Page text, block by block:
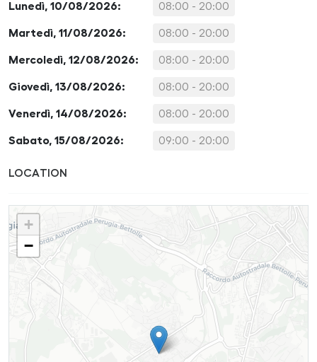
Lunedì, 10/08/2026: 08:00 - 20:00
Martedì, 11/08/2026: 08:00 - 20:00
Mercoledì, 12/08/2026: 08:00 - 20:00
Giovedì, 13/08/2026: 08:00 - 20:00
Venerdì, 14/08/2026: 08:00 - 20:00
Sabato, 15/08/2026: 09:00 - 20:00
LOCATION
+
−